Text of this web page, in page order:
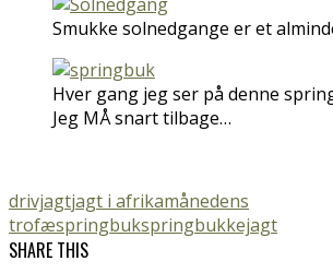
Smukke solnedgange er et
Hver gang jeg ser på denne
Jeg MÅ snart tilbage…
drivjagtjagt i afrikamånedens
trofæspringbukspringbukkejagt
SHARE THIS